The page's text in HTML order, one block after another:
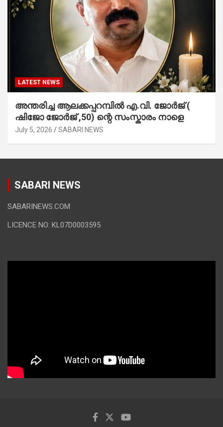
LATEST NEWS
അന്തരിച്ച ആ​ല​ക്ക​പ്പ​റമ്പിൽ​ എ.​വി. ജോ​ർ​ജ് (
ഷിജോ ജോർജ് ,50) ന്റെ സംസ്കാരം നാളെ
July 5, 2026 SABARI NEWS
SABARI NEWS
SABARINEWS.COM
LICENCE NO: KL07D0003595